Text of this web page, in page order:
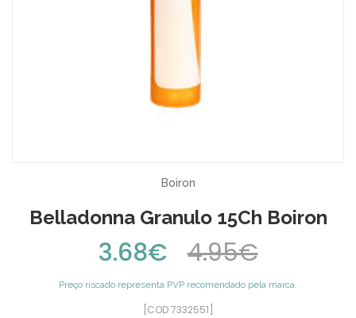
Boiron
Belladonna Granulo 15Ch Boiron
3.68€ 4.95€
Preço riscado representa PVP recomendado pela marca.
[COD 7332551]